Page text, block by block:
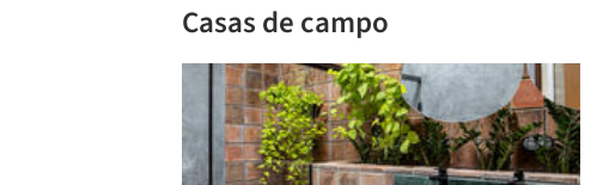
Casas de campo